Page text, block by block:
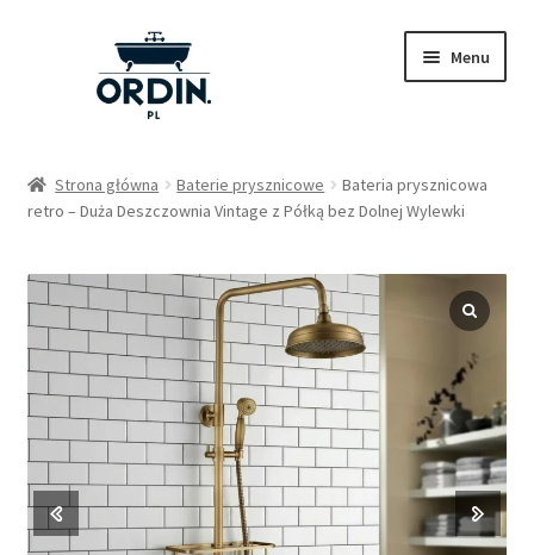
nawigacji
Menu
Pytania
Nasze wpisy
Kontakt
Strona główna Baterie prysznicowe
Bateria prysznicowa
retro – Duża Deszczownia Vintage z Półką bez Dolnej Wylewki